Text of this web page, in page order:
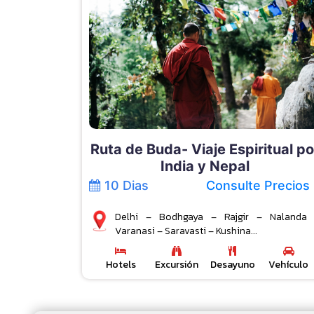
Ruta de Buda- Viaje Espiritual
India y Nepal
10 Dias Consulte Precios
Delhi – Bodhgaya – Rajgir – Nalanda
Varanasi – Saravasti – Kushina...
Hotels Excursión Desayuno Vehículo